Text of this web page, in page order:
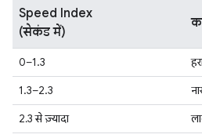
Speed Index
(सेकंड में)
0–1.3
1.3–2.3
2.3 से ज़्यादा